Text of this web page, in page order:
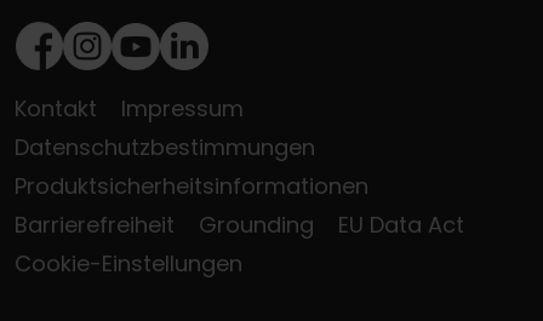
Facebook
Instagram
Youtube
LinkedIn
Kontakt
Impressum
Datenschutzbestimmungen
Produktsicherheitsinformationen
Barrierefreiheit
Grounding
EU Data Act
Cookie-Einstellungen